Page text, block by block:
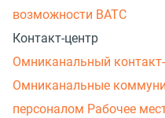
возможности ВАТС
Контакт-центр
Омниканальный
Омниканальные
персоналом Рабочее